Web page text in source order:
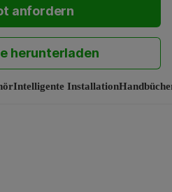
anfordern
herunterladen
Intelligente Installation